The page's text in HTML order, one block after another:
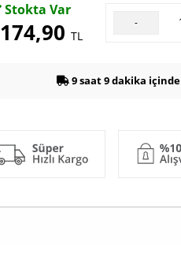
Stokta Var
174,90TL
-
9 saat 9 dakika içinde